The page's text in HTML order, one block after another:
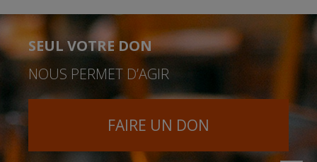
SEUL VOTRE DON
NOUS PERMET D’AGIR
FAIRE UN DON